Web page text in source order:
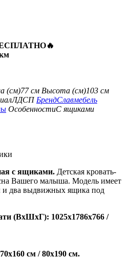
(см)77 см Высота (см)103 см
ЛДСП БрендСлавмебель
ОсобенностиС ящиками
с ящиками. Детская кровать-
Вашего малыша. Модель имеет
и два выдвижных ящика под
(ВхШхГ): 1025х1786х766 /
см / 80х190 см.